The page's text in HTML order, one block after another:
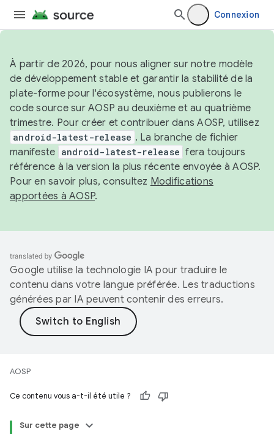
Connexion
À partir de 2026, pour nous aligner sur notre modèle
de développement stable et garantir la stabilité de la
plate-forme pour l'écosystème, nous publierons le
code source sur AOSP au deuxième et au quatrième
trimestre. Pour créer et contribuer dans AOSP, utilisez
android-latest-release . La branche de fichier
manifeste android-latest-release fera toujours
référence à la version la plus récente envoyée à AOSP.
Pour en savoir plus, consultez Modifications
apportées à AOSP.
Google utilise la technologie IA pour traduire le
contenu dans votre langue préférée. Les traductions
générées par IA peuvent contenir des erreurs.
AOSP
Ce contenu vous a-t-il été utile ?
Sur cette page